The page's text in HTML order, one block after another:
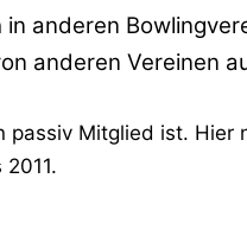
anderen
anderen Vereinen
Mitglied ist. Hier